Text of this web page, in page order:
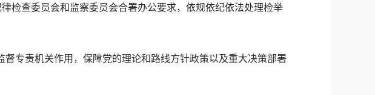
检查委员会和监察委员会合署办公要求，依规依纪依法处理检举
责机关作用，保障党的理论和路线方针政策以及重大决策部署